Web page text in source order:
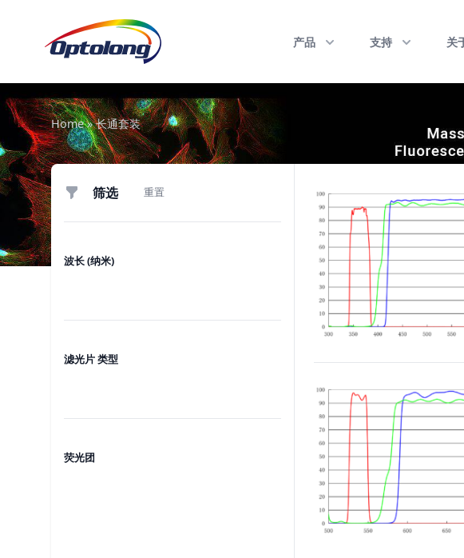
The Logo of Optolong Optics Co., Ltd.
产品 支持 关
Home»长通套装
筛选筛选 重置
波长 (纳米)
滤光片 类型
荧光团